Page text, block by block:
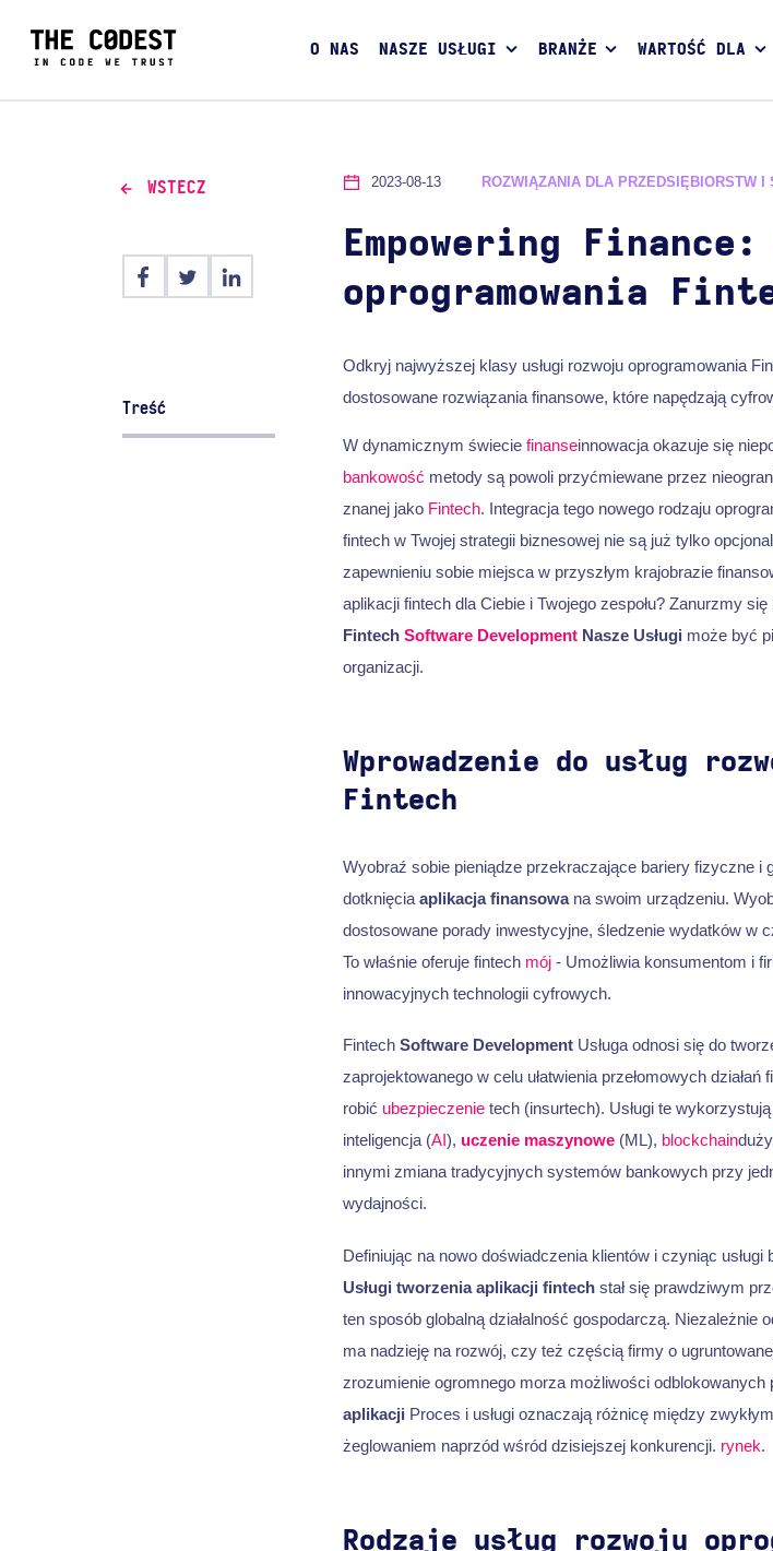
O NAS NASZE USŁUGI BRANŻE WARTOŚĆ DLA
WSTECZ
Treść
2023-08-13 ROZWIĄZANIA DLA PRZEDSIĘBIORSTW I
Empowering
oprogramowania
Odkryj najwyższej klasy usługi rozwoju oprogramowania
dostosowane rozwiązania finansowe, które napędzają
W dynamicznym świecie finanseinnowacja okazuje się
bankowość metody są powoli przyćmiewane przez
znanej jako Fintech. Integracja tego nowego rodzaju
fintech w Twojej strategii biznesowej nie są już tylko
zapewnieniu sobie miejsca w przyszłym krajobrazie
aplikacji fintech dla Ciebie i Twojego zespołu? Zanurzmy
Fintech Software DevelopmentNasze Usługi może być
organizacji.
Wprowadzenie do usług
Fintech
Wyobraź sobie pieniądze przekraczające bariery fizyczne i
dotknięcia aplikacja finansowana swoim urządzeniu.
dostosowane porady inwestycyjne, śledzenie wydatków w
To właśnie oferuje fintech mój- Umożliwia konsumentom i
innowacyjnych technologii cyfrowych.
Fintech Software DevelopmentUsługa odnosi się do
zaprojektowanego w celu ułatwienia przełomowych
robić ubezpieczenietech (insurtech). Usługi te
inteligencja (AI), uczenie maszynowe(ML), blockchainduży
innymi zmiana tradycyjnych systemów bankowych przy
wydajności.
Definiując na nowo doświadczenia klientów i czyniąc
Usługi tworzenia aplikacji fintechstał się prawdziwym
ten sposób globalną działalność gospodarczą.
ma nadzieję na rozwój, czy też częścią firmy o
zrozumienie ogromnego morza możliwości
aplikacji Proces i usługi oznaczają różnicę między
żeglowaniem naprzód wśród dzisiejszej konkurencji. rynek.
Rodzaje usług rozwoju